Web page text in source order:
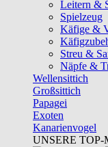
Leitern &
Spielzeug
Käfige &
Streu &
Näpfe &
Wellensittich
Großsittich
Papagei
Exoten
Kanarienvogel
UNSERE